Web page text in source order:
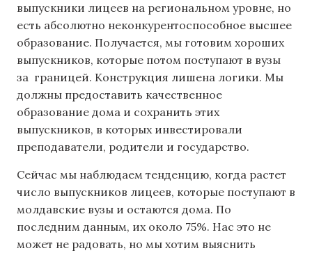
выпускники лицеев на региональном уровне, но
есть абсолютно неконкурентоспособное высшее
образование. Получается, мы готовим хороших
выпускников, которые потом поступают в вузы
за границей. Конструкция лишена логики. Мы
должны предоставить качественное
образование дома и сохранить этих
выпускников, в которых инвестировали
преподаватели, родители и государство.
Сейчас мы наблюдаем тенденцию, когда растет
число выпускников лицеев, которые поступают в
молдавские вузы и остаются дома. По
последним данным, их около 75%. Нас это не
может не радовать, но мы хотим выяснить